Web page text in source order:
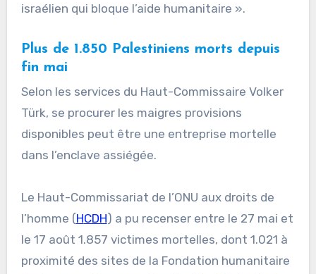
israélien qui bloque l’aide humanitaire ».
Plus de 1.850 Palestiniens morts depuis
fin mai
Selon les services du Haut-Commissaire Volker
Türk, se procurer les maigres provisions
disponibles peut être une entreprise mortelle
dans l’enclave assiégée.
Le Haut-Commissariat de l’ONU aux droits de
l’homme (HCDH) a pu recenser entre le 27 mai et
le 17 août 1.857 victimes mortelles, dont 1.021 à
proximité des sites de la Fondation humanitaire